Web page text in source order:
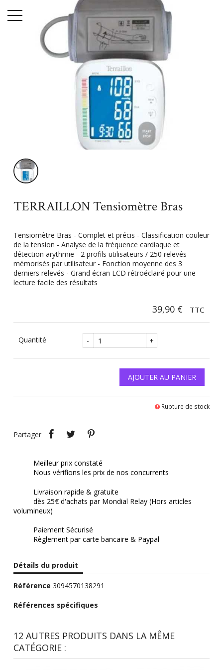
Menu
Accueil
Tensiomètre Bras
TERRAILLON Tensiomètre Bras
Tensiomètre Bras - Complet et précis - Classification couleur
de la tension - Analyse de la fréquence cardiaque et
détection arythmie - 2 profils utilisateurs / 250 relevés
mémorisés par utilisateur - Fonction moyenne des 3
derniers relevés - Grand écran LCD rétroéclairé pour une
lecture facile des résultats
39,90 € TTC
Quantité - +
AJOUTER AU PANIER
Rupture de stock
Partager
PartagerTweet
Meilleur prix constaté
Nous vérifions les prix de nos concurrents
Livraison rapide & gratuite
dès 25€ d'achats par Mondial Relay (Hors articles
volumineux)
Paiement Sécurisé
Règlement par carte bancaire & Paypal
Détails du produit
Référence 3094570138291
Références spécifiques
12 AUTRES PRODUITS DANS LA MÊME
CATÉGORIE :